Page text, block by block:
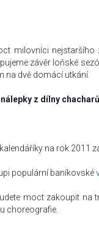
milovníci
závěr loňské
na dvě domácí utkání.
z dílny
na rok 2011
populární baníkovské
moct zakoupit
choreografie.